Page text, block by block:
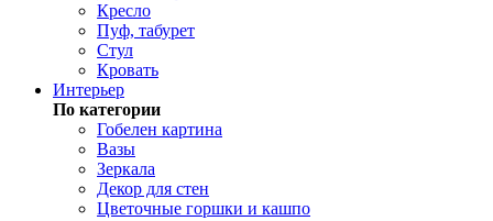
Кресло
Пуф, табурет
Стул
Кровать
Интерьер
По категории
Гобелен картина
Вазы
Зеркала
Декор для стен
Цветочные горшки и кашпо